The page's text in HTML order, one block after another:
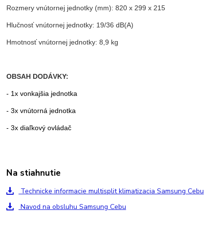
Rozmery vnútornej jednotky (mm): 820 x 299 x 215
Hlučnosť vnútornej jednotky: 19/36 dB(A)
Hmotnosť vnútornej jednotky: 8,9 kg
OBSAH DODÁVKY:
- 1x vonkajšia jednotka
- 3x vnútorná jednotka
- 3x diaľkový ovládač
Na stiahnutie
Technicke informacie multisplit klimatizacia Samsung Cebu
Navod na obsluhu Samsung Cebu